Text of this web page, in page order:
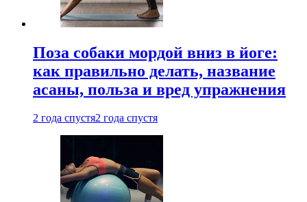
Поза собаки мордой вниз в йоге:
как правильно делать, название
асаны, польза и вред упражнения
2 года спустя2 года спустя